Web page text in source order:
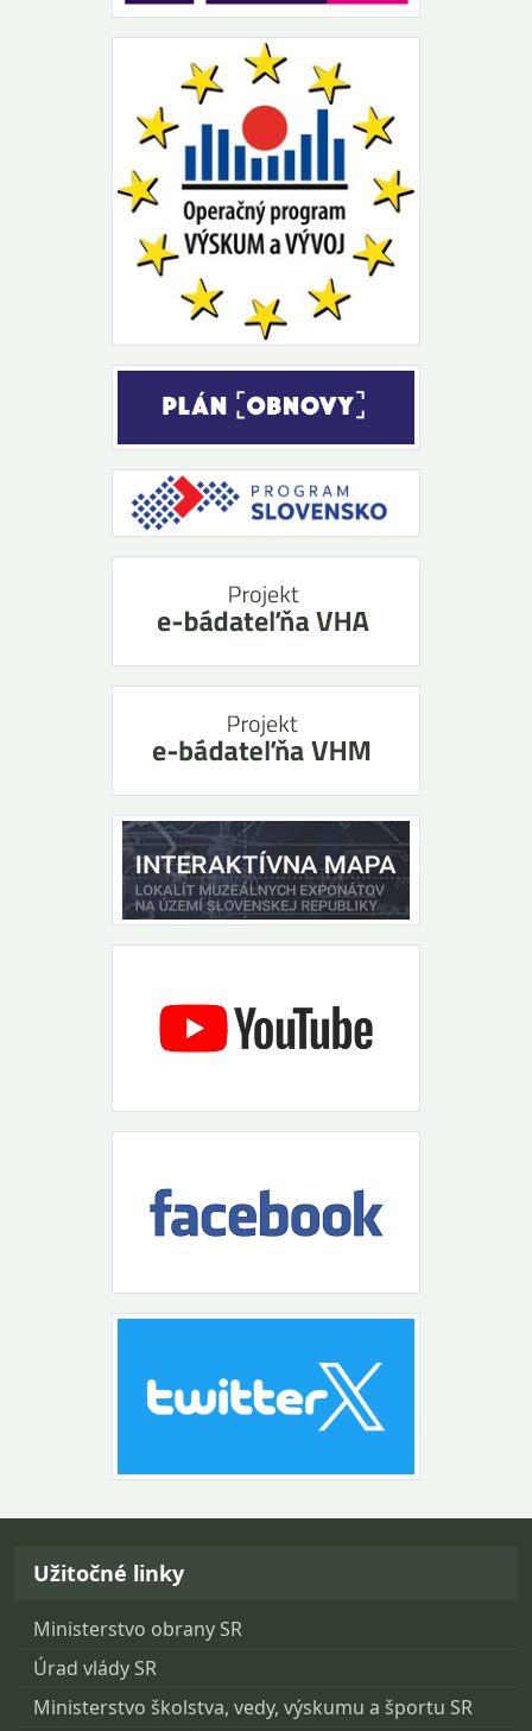
Návrat na začiatok stránky
Užitočné linky
Ministerstvo obrany SR
Úrad vlády SR
Ministerstvo školstva, vedy, výskumu a športu SR